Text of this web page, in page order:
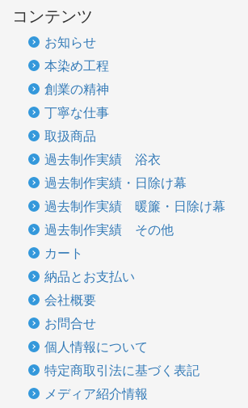
コンテンツ
お知らせ
本染め工程
創業の精神
丁寧な仕事
取扱商品
過去制作実績 浴衣
過去制作実績・日除け幕
過去制作実績 暖簾・日除け幕
過去制作実績 その他
カート
納品とお支払い
会社概要
お問合せ
個人情報について
特定商取引法に基づく表記
メディア紹介情報